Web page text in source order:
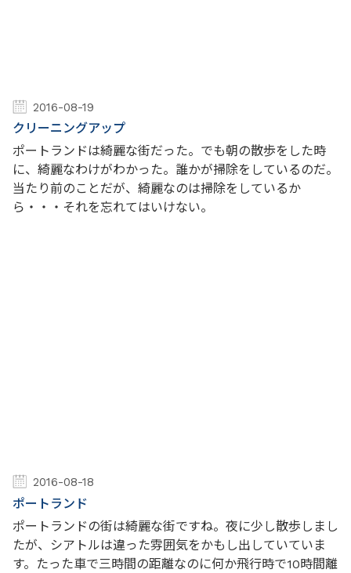
2016-08-19
クリーニングアップ
ポートランドは綺麗な街だった。でも朝の散歩をした時
に、綺麗なわけがわかった。誰かが掃除をしているのだ。
当たり前のことだが、綺麗なのは掃除をしているか
ら・・・それを忘れてはいけない。
2016-08-18
ポートランド
ポートランドの街は綺麗な街ですね。夜に少し散歩しまし
たが、シアトルは違った雰囲気をかもし出していていま
す。たった車で三時間の距離なのに何か飛行時で10時間離